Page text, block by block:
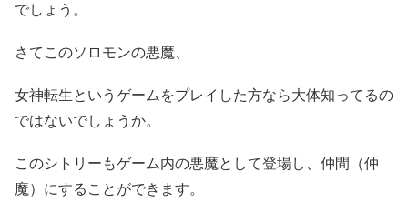
でしょう。
さてこのソロモンの悪魔、
女神転生というゲームをプレイした方なら大体知ってるの
ではないでしょうか。
このシトリーもゲーム内の悪魔として登場し、仲間（仲
魔）にすることができます。